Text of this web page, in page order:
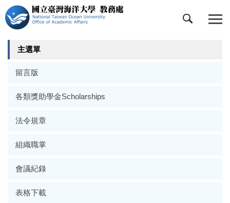
跳
到
主
要
主選單
留言版
各類獎助學金Scholarships
法令規章
組織職掌
會議紀錄
表格下載